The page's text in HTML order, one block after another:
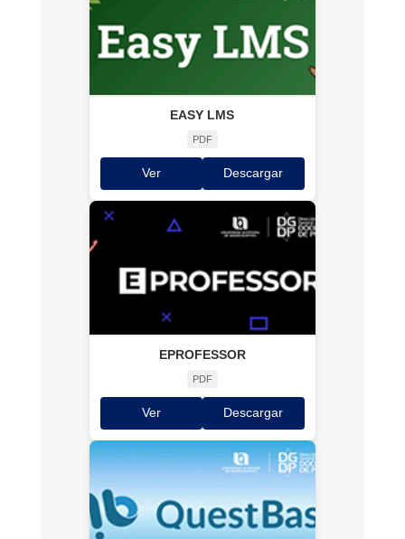
EASY LMS
PDF
Ver Descargar
EPROFESSOR
PDF
Ver Descargar